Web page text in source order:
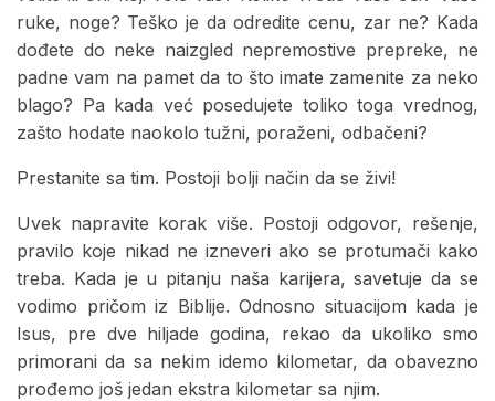
ruke, noge? Teško je da odredite cenu, zar ne? Kada
dođete do neke naizgled nepremostive prepreke, ne
padne vam na pamet da to što imate zamenite za neko
blago? Pa kada već posedujete toliko toga vrednog,
zašto hodate naokolo tužni, poraženi, odbačeni?
Prestanite sa tim. Postoji bolji način da se živi!
Uvek napravite korak više. Postoji odgovor, rešenje,
pravilo koje nikad ne izneveri ako se protumači kako
treba. Kada je u pitanju naša karijera, savetuje da se
vodimo pričom iz Biblije. Odnosno situacijom kada je
Isus, pre dve hiljade godina, rekao da ukoliko smo
primorani da sa nekim idemo kilometar, da obavezno
prođemo još jedan ekstra kilometar sa njim.